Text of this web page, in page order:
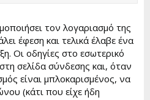
τον λογαριασμό της
έφεση και τελικά έλαβε ένα
Οι οδηγίες στο εσωτερικό
σελίδα σύνδεσης και, όταν
είναι μπλοκαρισμένος, να
(κάτι που είχε ήδη